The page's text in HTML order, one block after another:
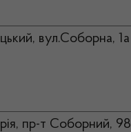
вул.Соборна, 1а
пр-т Соборний, 98